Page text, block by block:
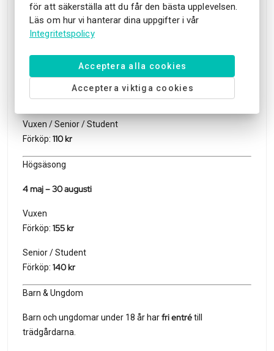
⚠️Parken är stängd för allmänheten 25 – 30 juni
(Parken är abonnerad för Aurora)
Säsongsöppning & Lågsäsong
20 mars – 3 maj & 2 september – 25 oktober
Vuxen / Senior / Student
Förköp: 110 kr
Högsäsong
4 maj – 30 augusti
Vuxen
Förköp: 155 kr
Senior / Student
Förköp: 140 kr
Barn & Ungdom
Barn och ungdomar under 18 år harfri entrétill
trädgårdarna.
för att säkerställa att du får den bästa upplevelsen.
Läs om hur vi hanterar dina uppgifter i vår
Integritetspolicy
Acceptera alla cookies
Acceptera viktiga cookies